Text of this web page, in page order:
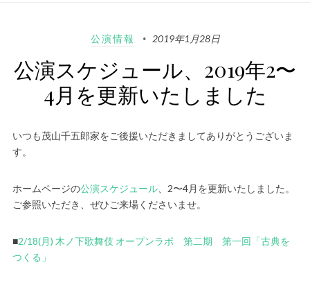
公演情報 2019年1月28日
公演スケジュール、2019年2〜
4月を更新いたしました
いつも茂山千五郎家をご後援いただきましてありがとうございま
す。
ホームページの公演スケジュール、2〜4月を更新いたしました。
ご参照いただき、ぜひご来場くださいませ。
■2/18(月) 木ノ下歌舞伎 オープンラボ 第二期 第一回「古典を
つくる」